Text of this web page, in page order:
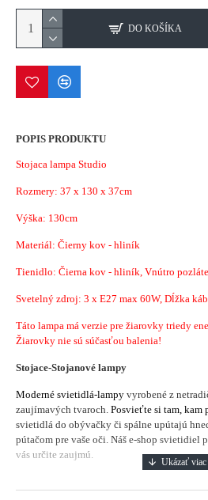
DO KOŠÍKA
POPIS PRODUKTU
Stojaca lampa Studio
Rozmery: 37 x 130 x 37cm
Výška: 130cm
Materiál: Čierny kov - hliník
Tienidlo: Čierna kov - hliník, Vnútro
Svetelný zdroj: 3 x E27 max 60W, Dĺžka
Táto lampa má verzie pre žiarovky triedy
Žiarovky nie sú súčasťou balenia!
Stojace-Stojanové lampy
Moderné svietidlá-lampy vyrobené z
zaujímavých tvaroch. Posvieťte si tam, kam
svietidlá do obývačky či spálne upútajú
pútačom pre vaše oči. Náš e-shop svietidiel
vás určite zaujmú.